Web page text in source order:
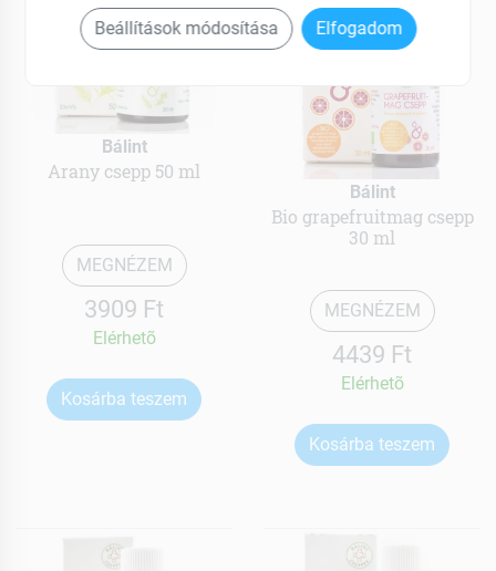
Bálint
Arany csepp 50 ml
MEGNÉZEM
3909 Ft
Elérhetõ
Kosárba teszem
Bálint
Bio grapefruitmag csepp
30 ml
MEGNÉZEM
4439 Ft
Elérhetõ
Kosárba teszem
Beállítások módosítása Elfogadom